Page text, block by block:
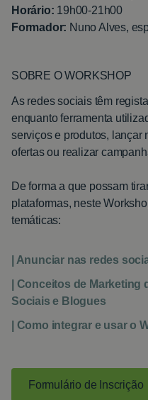
Horário: 19h00-21h00
Formador: Nuno Alves,
SOBRE O WORKSHOP
As redes sociais têm
enquanto ferramenta
serviços e produtos, lançar
ofertas ou realizar
De forma a que possam
plataformas, neste
temáticas:
| Anunciar nas redes
| Conceitos de
Sociais e Blogues
| Como integrar e usar o
Formulário de Inscrição